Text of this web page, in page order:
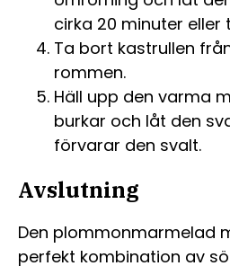
cirka 20 minuter eller
Ta bort kastrullen
rommen.
Häll upp den varma
burkar och låt den
förvarar den svalt.
Avslutning
Den plommonmarmelad
perfekt kombination av